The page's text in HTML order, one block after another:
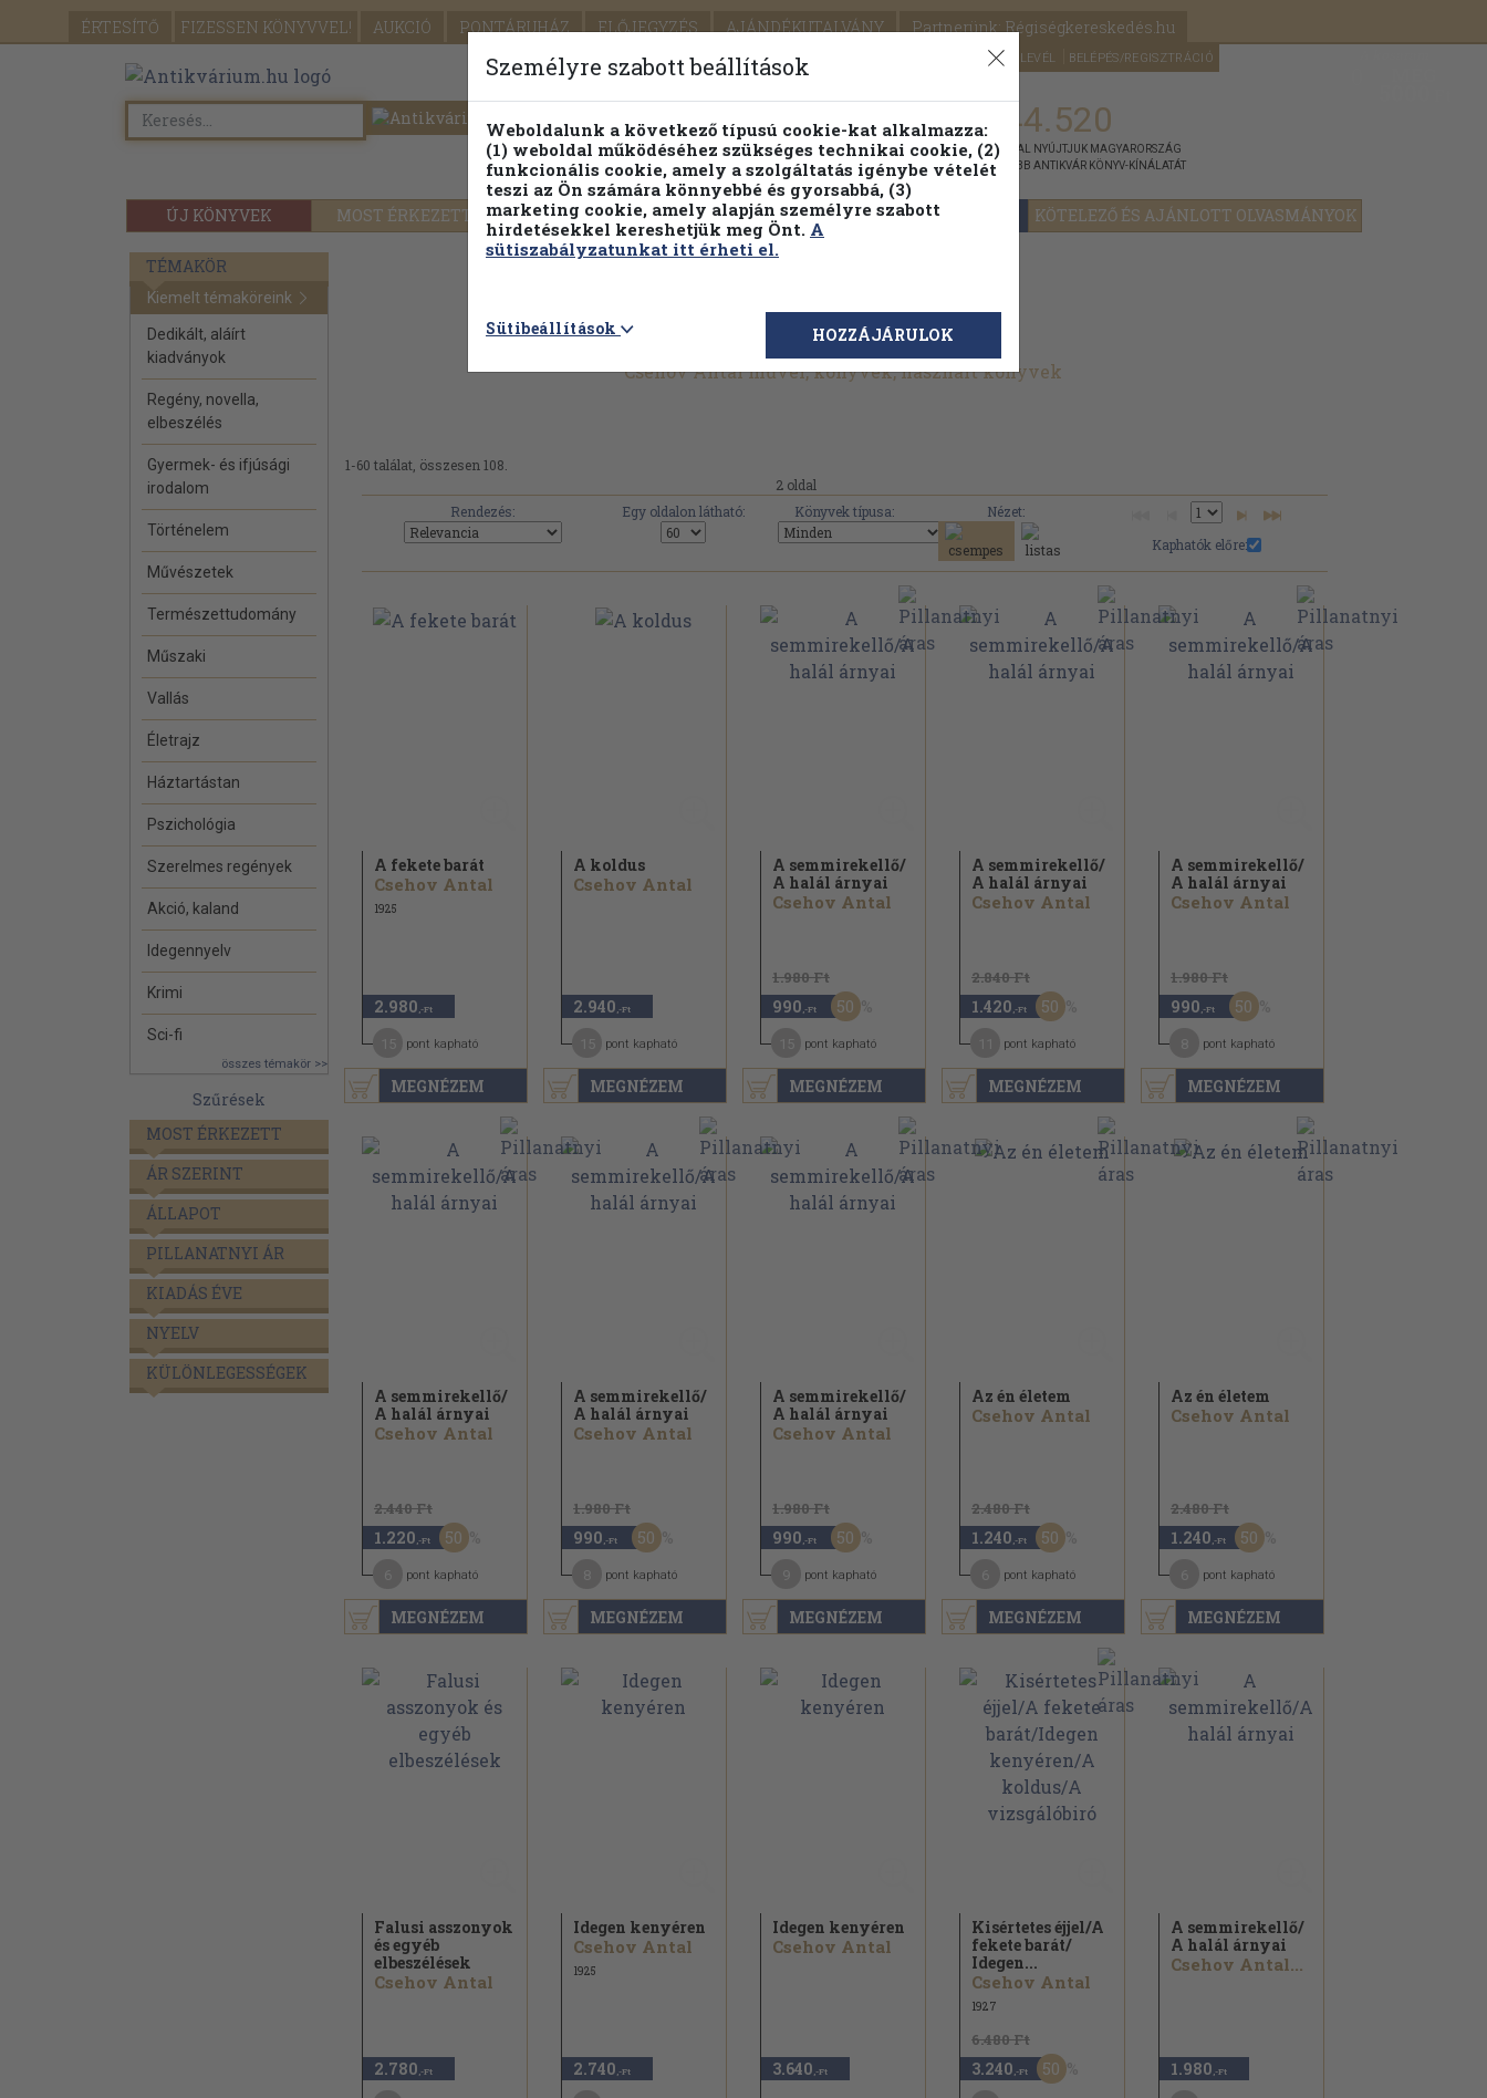
ÉRTESÍTŐ FIZESSEN KÖNYVVEL! AUKCIÓ PONTÁRUHÁZ ELŐJEGYZÉS AJÁNDÉKUTALVÁNY Partnerünk: Régiségkereskedés.hu
SEGÍTSÉG HÍRLEVÉL BELÉPÉS/REGISZTRÁCIÓ
ÚJ KÖNYVEK MOST ÉRKEZETT PILLANATNYI ÁRAINK FENNTARTHATÓ OLVASMÁNYOK KÖTELEZŐ ÉS AJÁNLOTT OLVASMÁNYOK
Részletes kereső Témaköri fa 1.144.520
KIADVÁNNYAL NYÚJTJUK MAGYARORSZÁG
LEGNAGYOBB ANTIKVÁR KÖNYV-KÍNÁLATÁT
TÉMAKÖR
Kiemelt témaköreink
Dedikált, aláírt
kiadványok
Regény, novella,
elbeszélés
Gyermek- és ifjúsági
irodalom
Történelem
Művészetek
Természettudomány
Műszaki
Vallás
Életrajz
Háztartástan
Pszichológia
Szerelmes regények
Akció, kaland
Idegennyelv
Krimi
Sci-fi
összes témakör >>
Szűrések
MOST ÉRKEZETT
ÁR SZERINT
ÁLLAPOT
PILLANATNYI ÁR
KIADÁS ÉVE
NYELV
KÜLÖNLEGESSÉGEK
Csehov Antal művei, könyvek, használt könyvek
1-60 találat, összesen 108.
2 oldal
Rendezés:
Egy oldalon látható: Könyvek típusa:
Nézet:
Kaphatók előre:
MEGNÉZEM
A fekete barát
Csehov Antal
1925
2.980 ,-Ft
pont kapható
MEGNÉZEM
A koldus
Csehov Antal
2.940 ,-Ft
pont kapható
MEGNÉZEM
A semmirekellő/
A halál árnyai
Csehov Antal
1.980 Ft
990 ,-Ft 50
pont kapható
MEGNÉZEM
A semmirekellő/
A halál árnyai
Csehov Antal
2.840 Ft
1.420 ,-Ft 50
pont kapható
MEGNÉZEM
A semmirekellő/
A halál árnyai
Csehov Antal
1.980 Ft
990 ,-Ft 50
pont kapható
MEGNÉZEM
A semmirekellő/
A halál árnyai
Csehov Antal
2.440 Ft
1.220 ,-Ft 50
pont kapható
MEGNÉZEM
A semmirekellő/
A halál árnyai
Csehov Antal
1.980 Ft
990 ,-Ft 50
pont kapható
MEGNÉZEM
A semmirekellő/
A halál árnyai
Csehov Antal
1.980 Ft
990 ,-Ft 50
pont kapható
MEGNÉZEM
Az én életem
Csehov Antal
2.480 Ft
1.240 ,-Ft 50
pont kapható
MEGNÉZEM
Az én életem
Csehov Antal
2.480 Ft
1.240 ,-Ft 50
pont kapható
Falusi asszonyok
és egyéb
elbeszélések
Csehov Antal
2.780 ,-Ft
Idegen kenyéren
Csehov Antal
1925
2.740 ,-Ft
Idegen kenyéren
Csehov Antal
3.640 ,-Ft
Kisértetes éjjel/A
fekete barát/
Idegen...
Csehov Antal
1927
6.480 Ft
3.240 ,-Ft 50
A semmirekellő/
A halál árnyai
Csehov Antal...
1.980 ,-Ft
Személyre szabott beállítások
Weboldalunk a következő típusú cookie-kat alkalmazza:
(1) weboldal működéséhez szükséges technikai cookie, (2)
funkcionális cookie, amely a szolgáltatás igénybe vételét
teszi az Ön számára könnyebbé és gyorsabbá, (3)
marketing cookie, amely alapján személyre szabott
hirdetésekkel kereshetjük meg Önt. A
sütiszabályzatunkat itt érheti el.
Sütibeállítások HOZZÁJÁRULOK